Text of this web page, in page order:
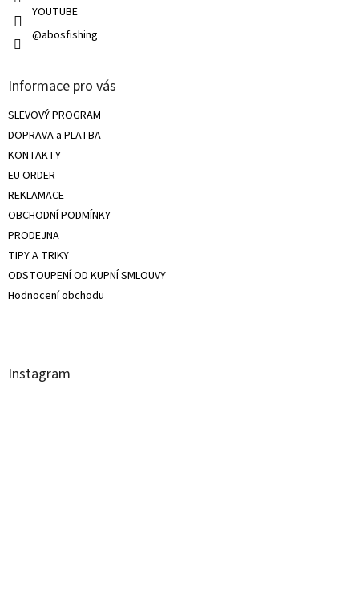
YOUTUBE
@abosfishing
Informace pro vás
SLEVOVÝ PROGRAM
DOPRAVA a PLATBA
KONTAKTY
EU ORDER
REKLAMACE
OBCHODNÍ PODMÍNKY
PRODEJNA
TIPY A TRIKY
ODSTOUPENÍ OD KUPNÍ SMLOUVY
Hodnocení obchodu
Instagram